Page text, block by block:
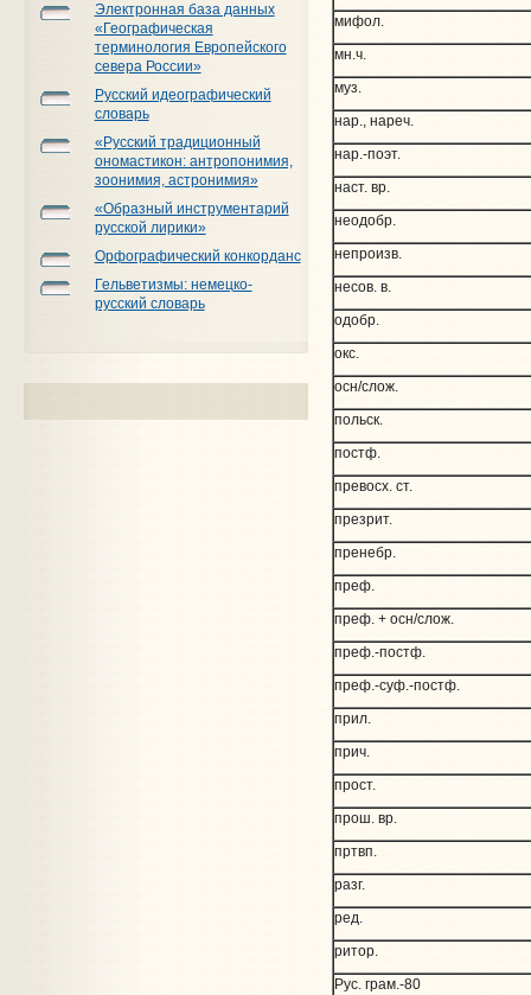
Электронная база данных
«Географическая
терминология Европейского
севера России»
Русский идеографический
словарь
«Русский традиционный
ономастикон: антропонимия,
зоонимия, астронимия»
«Образный инструментарий
русской лирики»
Орфографический конкорданс
Гельветизмы: немецко-
русский словарь
мифол.
мн.ч.
муз.
нар., нареч.
нар.-поэт.
наст. вр.
неодобр.
непроизв.
несов. в.
одобр.
окс.
осн/слож.
польск.
постф.
превосх. ст.
презрит.
пренебр.
преф.
преф. + осн/слож.
преф.-постф.
преф.-суф.-постф.
прил.
прич.
прост.
прош. вр.
пртвп.
разг.
ред.
ритор.
Рус. грам.-80